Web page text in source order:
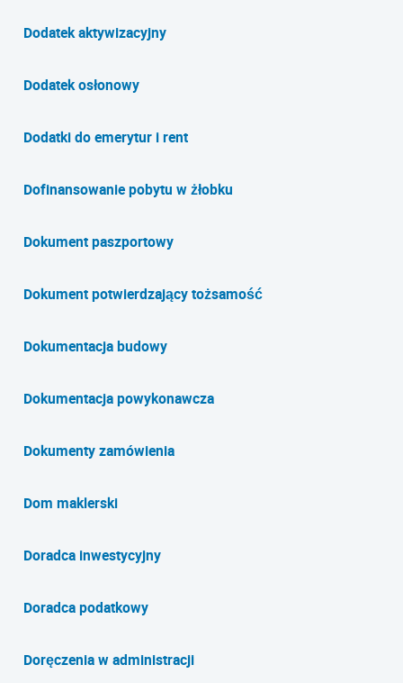
Dodatek aktywizacyjny
Dodatek osłonowy
Dodatki do emerytur i rent
Dofinansowanie pobytu w żłobku
Dokument paszportowy
Dokument potwierdzający tożsamość
Dokumentacja budowy
Dokumentacja powykonawcza
Dokumenty zamówienia
Dom maklerski
Doradca inwestycyjny
Doradca podatkowy
Doręczenia w administracji